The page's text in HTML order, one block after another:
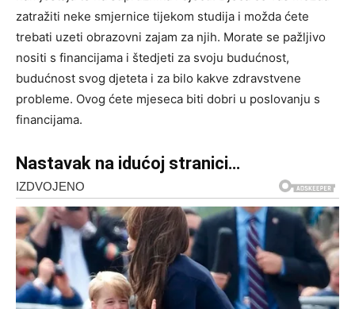
zatražiti neke smjernice tijekom studija i možda ćete
trebati uzeti obrazovni zajam za njih. Morate se pažljivo
nositi s financijama i štedjeti za svoju budućnost,
budućnost svog djeteta i za bilo kakve zdravstvene
probleme. Ovog ćete mjeseca biti dobri u poslovanju s
financijama.
Nastavak na idućoj stranici…